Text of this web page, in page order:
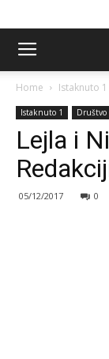
Home Istaknuto 1
Istaknuto 1 Društvo
Lejla i
05/12/2017 0